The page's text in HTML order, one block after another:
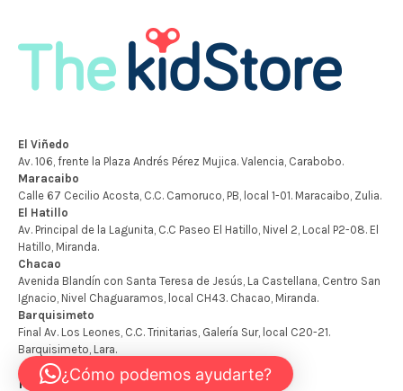
Mapa del Sitio
¿Cómo podemos ayudarte?